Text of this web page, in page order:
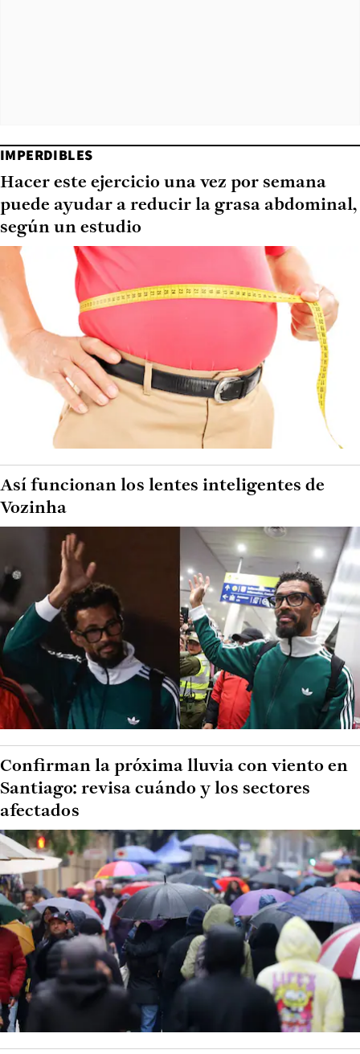
IMPERDIBLES
Hacer este ejercicio una vez por semana
puede ayudar a reducir la grasa abdominal,
según un estudio
Así funcionan los lentes inteligentes de
Vozinha
Confirman la próxima lluvia con viento en
Santiago: revisa cuándo y los sectores
afectados